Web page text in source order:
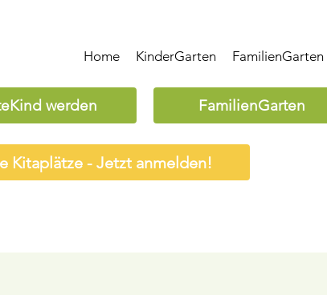
Home KinderGarten FamilienGarten
werden FamilienGarten
Kitaplätze - Jetzt anmelden!